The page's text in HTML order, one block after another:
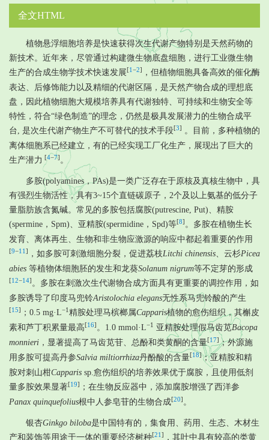
全文HTML
植物悬浮细胞培养是快速获得次生代谢产物特别是天然药物的
新技术。近年来，尽管通过构建微生物底盘细胞，进行工业微生物
生产的合成生物学技术快速发展[1 −2]
，但植物细胞具备高效的催化酶
表达、后修饰能力以及精细的代谢区隔，是天然产物合成的理想底
盘，因此植物细胞大规模培养具有代谢独特、可持续和生物安全等
特性，符合“绿色制造”的理念，仍然是极具发展潜力的生物合成平
台, 是次生代谢产物生产不可替代的技术手段[3]
。目前，多种植物的
离体细胞系已经建立，有的已经实现工厂化生产，展现出了巨大的
生产潜力 [4−7] 。
多胺(polyamines，PAs)是一类广泛存在于原核及真核生物中，具
有强烈生物活性，具有3~15个直链碳原子，2个及以上氨基的低分子
量脂肪族含氮碱。常见的多胺包括腐胺(putrescine, Put)、精胺
(spermine，Spm)、亚精胺(spermidine，Spd)等[8] 。多胺在植物生长
发育、离体再生、生物和非生物应激源的响应中都起着重要的作用
[9−11 ] ，如多胺可刺激细胞分裂，促进荔枝Litchi chinensis 、云杉Picea
abies 等植物体细胞胚的发生和龙葵Solanum nigrum等不定芽的形成
[12−14] 。多胺在刺激次生代谢物合成方面具有更重要的调控作用，如
多胺诱导了印度马兜铃Aristolochia elegans无性系马兜铃酸的产生
[15] ；0.5 mg·L−1 精胺处理马槟榔属Capparis植物的愈伤组织，其槲皮
素和芦丁积累量最高[16] 。1.0 mmol·L−1 亚精胺处理假马齿苋Bacopa
monnieri ，显著提高了马齿苋苷、总酚和类黄酮的含量[17]；外源施
用多胺可提高丹参Salvia miltiorrhiza丹酚酸的含量[18]；亚精胺和精
胺对刺山柑Capparis sp.愈伤组织的培养效果优于腐胺，且使用低剂
量多胺效果显著[19]
；在生物反应器中，添加腐胺增强了西洋参
Panax quinquefolius根中人参皂苷的生物合成[20] 。
银杏Ginkgo biloba是中国特有的，集食用、药用、生态、木材生
产和装饰等用途于一体的重要经济树种[21 ]
，其叶中具有较高的类黄